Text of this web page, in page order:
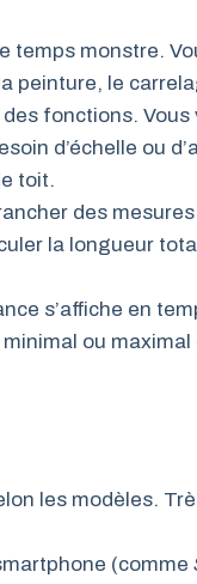
temps monstre.
peinture, le
des fonctions.
d’échelle ou
toit.
des
la longueur
s’affiche en
ou
les modèles.
(comme